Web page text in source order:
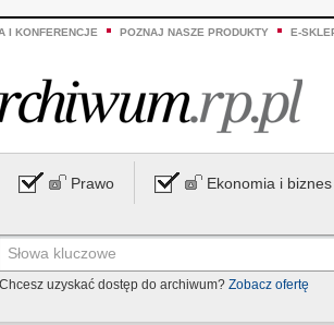
I KONFERENCJE POZNAJ NASZE PRODUKTY E-
Prawo Ekonomia i biznes
Chcesz uzyskać dostęp do archiwum? Zobacz ofertę